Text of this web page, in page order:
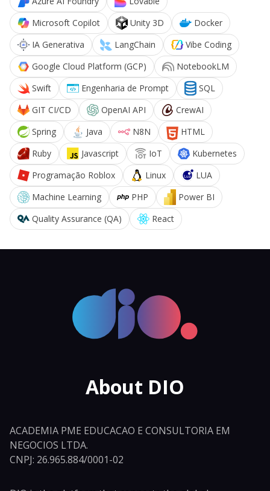
Microsoft Copilot
Unity 3D
Docker
IA Generativa
LangChain
Vibe Coding
Google Cloud Platform (GCP)
NotebookLM
Swift
Engenharia de Prompt
SQL
GIT CI/CD
OpenAI API
CrewAI
Spring
Java N8N
HTML
Ruby
Javascript IoT
Kubernetes
Programação Roblox
Linux
LUA
Machine Learning
PHP
Power BI
Quality Assurance (QA)
React
About DIO
ACADEMIA PME EDUCACAO E CONSULTORIA EM
NEGOCIOS LTDA.
CNPJ: 26.965.884/0001-02